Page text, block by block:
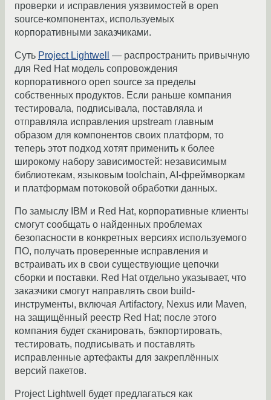
проверки и исправления уязвимостей в open
source-компонентах, используемых
корпоративными заказчиками.
Суть Project Lightwell
— распространить привычную
для Red Hat модель сопровождения
корпоративного open source за пределы
собственных продуктов. Если раньше компания
тестировала, подписывала, поставляла и
отправляла исправления upstream главным
образом для компонентов своих платформ, то
теперь этот подход хотят применить к более
широкому набору зависимостей: независимым
библиотекам, языковым toolchain, AI-фреймворкам
и платформам потоковой обработки данных.
По замыслу IBM и Red Hat, корпоративные клиенты
смогут сообщать о найденных проблемах
безопасности в конкретных версиях используемого
ПО, получать проверенные исправления и
встраивать их в свои существующие цепочки
сборки и поставки. Red Hat отдельно указывает, что
заказчики смогут направлять свои build-
инструменты, включая Artifactory, Nexus или Maven,
на защищённый реестр Red Hat; после этого
компания будет сканировать, бэкпортировать,
тестировать, подписывать и поставлять
исправленные артефакты для закреплённых
версий пакетов.
Project Lightwell будет предлагаться как